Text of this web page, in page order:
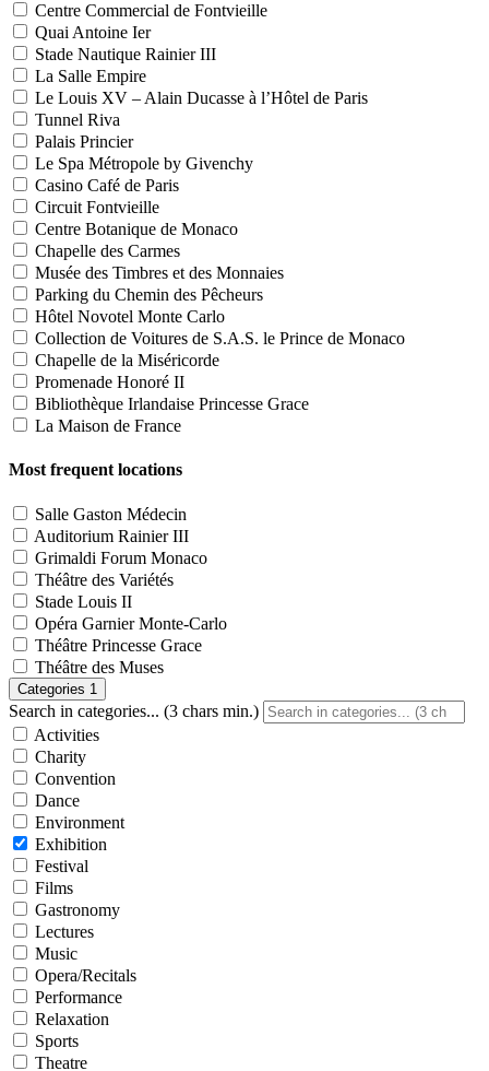
Centre Commercial de Fontvieille
Quai Antoine Ier
Stade Nautique Rainier III
La Salle Empire
Le Louis XV – Alain Ducasse à l’Hôtel de Paris
Tunnel Riva
Palais Princier
Le Spa Métropole by Givenchy
Casino Café de Paris
Circuit Fontvieille
Centre Botanique de Monaco
Chapelle des Carmes
Musée des Timbres et des Monnaies
Parking du Chemin des Pêcheurs
Hôtel Novotel Monte Carlo
Collection de Voitures de S.A.S. le Prince de Monaco
Chapelle de la Miséricorde
Promenade Honoré II
Bibliothèque Irlandaise Princesse Grace
La Maison de France
Most frequent locations
Salle Gaston Médecin
Auditorium Rainier III
Grimaldi Forum Monaco
Théâtre des Variétés
Stade Louis II
Opéra Garnier Monte-Carlo
Théâtre Princesse Grace
Théâtre des Muses
Categories 1
Search in categories... (3 chars min.)
Activities
Charity
Convention
Dance
Environment
Exhibition
Festival
Films
Gastronomy
Lectures
Music
Opera/Recitals
Performance
Relaxation
Sports
Theatre